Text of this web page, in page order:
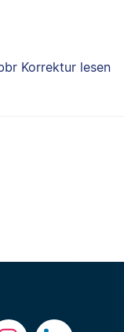
Korrektur lesen